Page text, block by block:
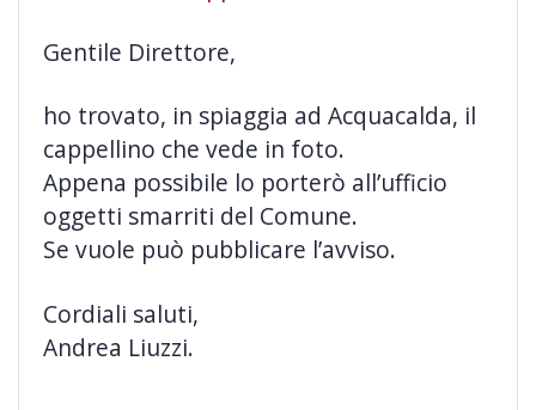
Gentile Direttore,
ho trovato, in spiaggia ad Acquacalda, il
cappellino che vede in foto.
Appena possibile lo porterò all’ufficio
oggetti smarriti del Comune.
Se vuole può pubblicare l’avviso.
Cordiali saluti,
Andrea Liuzzi.